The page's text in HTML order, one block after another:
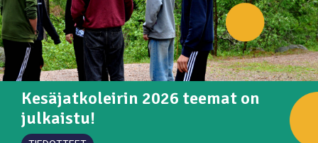
Kesäjatkoleirin 2026 teemat on
julkaistu!